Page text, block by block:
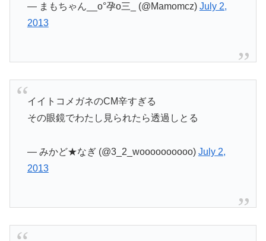
— まもちゃん__o°孕o三_ (@Mamomcz) July 2,
2013
イイトコメガネのCM辛すぎる
その眼鏡でわたし見られたら透過しとる
— みかど★なぎ (@3_2_woooooooooo) July 2,
2013